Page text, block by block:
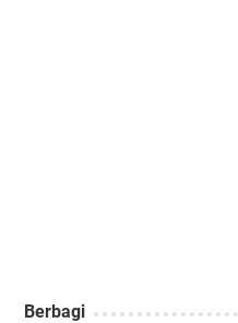
Berbagi